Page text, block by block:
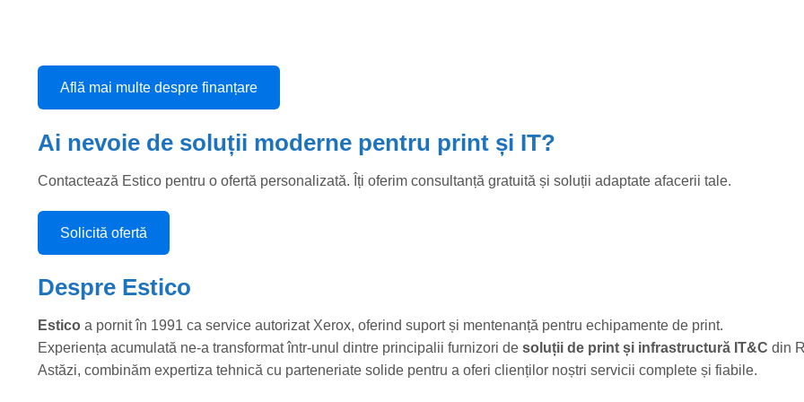
Află mai multe despre finanțare
Ai nevoie de soluții moderne pentru print și IT?
Contactează Estico pentru o ofertă personalizată. Îți oferim consultanță gratuită și soluții adaptate afacerii tale.
Solicită ofertă
Despre Estico
Estico a pornit în 1991 ca service autorizat Xerox, oferind suport și mentenanță pentru echipamente de print.
Experiența acumulată ne-a transformat într-unul dintre principalii furnizori de soluții de print și infrastructură IT&C din
Astăzi, combinăm expertiza tehnică cu parteneriate solide pentru a oferi clienților noștri servicii complete și fiabile.